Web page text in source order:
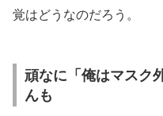
覚はどうなのだろう。
頑なに「俺はマスク
んも